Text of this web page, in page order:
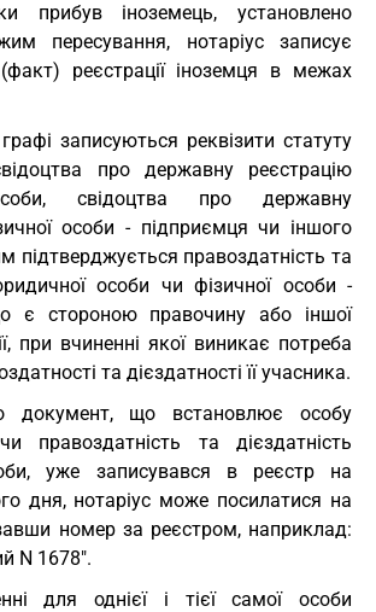
прибув іноземець, установлено
пересування, нотаріус записує
реєстрації іноземця в межах
записуються реквізити статуту
про державну реєстрацію
свідоцтва про державну
особи - підприємця чи іншого
підтверджується правоздатність та
особи чи фізичної особи -
є стороною правочину або іншої
при вчиненні якої виникає потреба
та дієздатності її учасника.
документ, що встановлює особу
правоздатність та дієздатність
уже записувався в реєстр на
дня, нотаріус може посилатися на
номер за реєстром, наприклад:
N 1678".
для однієї і тієї самої особи